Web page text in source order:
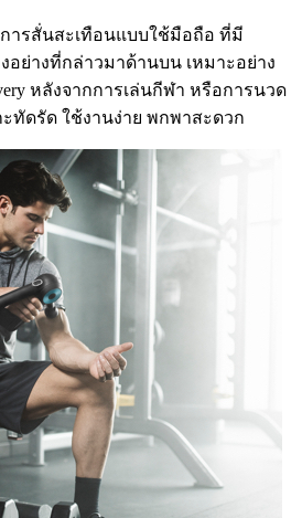
ารสั่นสะเทือนแบบใช้มือถือ ที่มี
อย่างที่กล่าวมาด้านบน เหมาะอย่าง
หลังจากการเล่นกีฬา หรือการนวด
ทัดรัด ใช้งานง่าย พกพาสะดวก